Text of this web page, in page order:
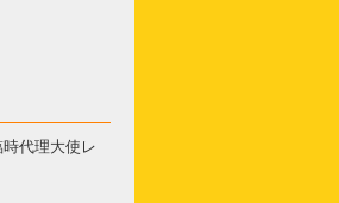
代理大使レ